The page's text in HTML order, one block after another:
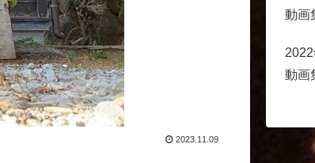
2023.11.09
動画
動画